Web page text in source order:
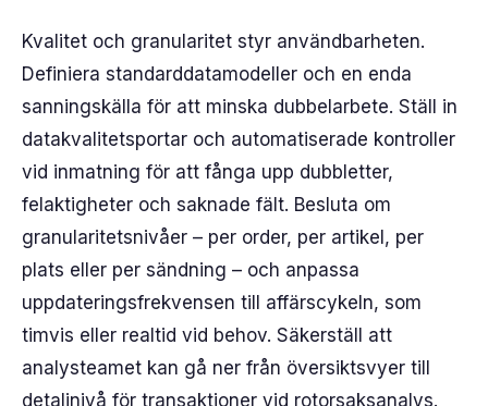
Kvalitet och granularitet styr användbarheten.
Definiera standarddatamodeller och en enda
sanningskälla för att minska dubbelarbete. Ställ in
datakvalitetsportar och automatiserade kontroller
vid inmatning för att fånga upp dubbletter,
felaktigheter och saknade fält. Besluta om
granularitetsnivåer – per order, per artikel, per
plats eller per sändning – och anpassa
uppdateringsfrekvensen till affärscykeln, som
timvis eller realtid vid behov. Säkerställ att
analysteamet kan gå ner från översiktsvyer till
detaljnivå för transaktioner vid rotorsaksanalys.